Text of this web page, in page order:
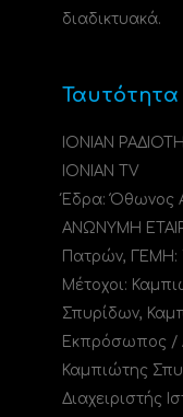
διαδικτυακά.
Ταυτότητα
ΙΟΝΙΑΝ
IONIAN TV
Έδρα: Όθωνος
ΑΝΩΝΥΜΗ
Πατρών, ΓΕΜΗ:
Μέτοχοι:
Σπυρίδων,
Εκπρόσωπος /
Καμπιώτης
Διαχειριστής